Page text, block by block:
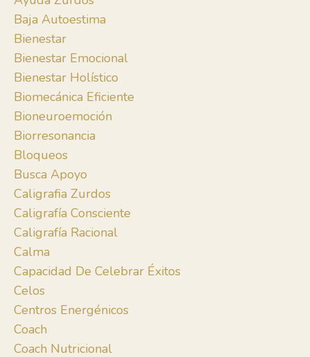
Baja Autoestima
Bienestar
Bienestar Emocional
Bienestar Holístico
Biomecánica Eficiente
Bioneuroemoción
Biorresonancia
Bloqueos
Busca Apoyo
Caligrafia Zurdos
Caligrafía Consciente
Caligrafía Racional
Calma
Capacidad De Celebrar Éxitos
Celos
Centros Energénicos
Coach
Coach Nutricional